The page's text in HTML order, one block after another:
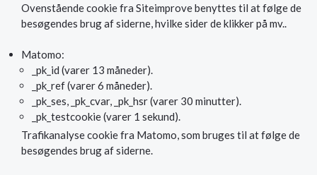
Ovenstående cookie fra Siteimprove benyttes til at følge de
besøgendes brug af siderne, hvilke sider de klikker på mv..
Matomo:
_pk_id (varer 13 måneder).
_pk_ref (varer 6 måneder).
_pk_ses, _pk_cvar, _pk_hsr (varer 30 minutter).
_pk_testcookie (varer 1 sekund).
Trafikanalyse cookie fra Matomo, som bruges til at følge de
besøgendes brug af siderne.